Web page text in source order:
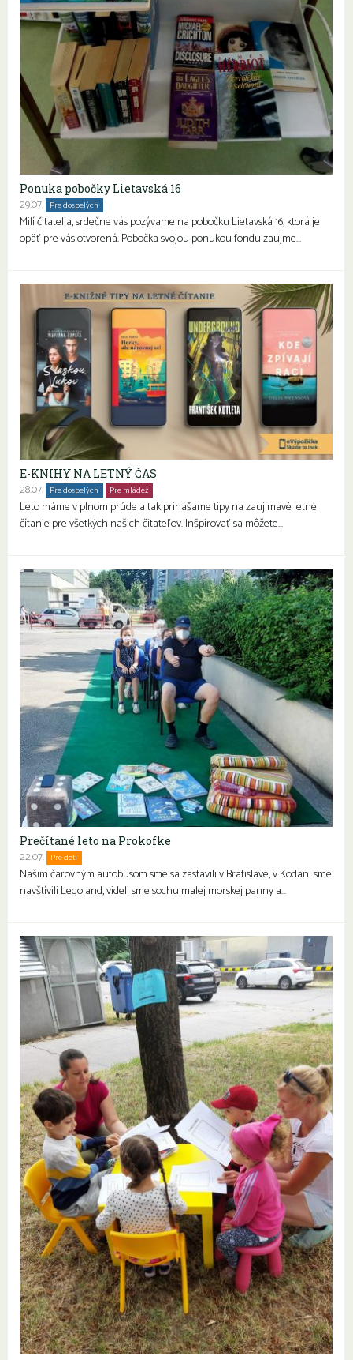
Ponuka pobočky Lietavská 16
29.07. Pre dospelých
Milí čitatelia, srdečne vás pozývame na pobočku Lietavská 16, ktorá je
opäť pre vás otvorená. Pobočka svojou ponukou fondu zaujme…
E-KNIHY NA LETNÝ ČAS
28.07. Pre dospelých Pre mládež
Leto máme v plnom prúde a tak prinášame tipy na zaujímavé letné
čítanie pre všetkých našich čitateľov. Inšpirovať sa môžete…
Prečítané leto na Prokofke
22.07. Pre deti
Našim čarovným autobusom sme sa zastavili v Bratislave, v Kodani sme
navštívili Legoland, videli sme sochu malej morskej panny a…